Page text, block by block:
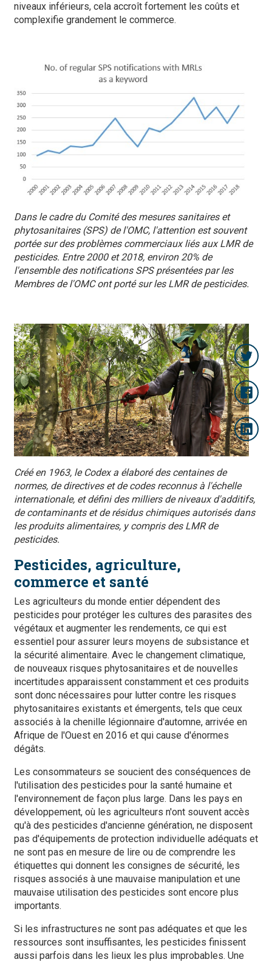
niveaux inférieurs, cela accroît fortement les coûts et
complexifie grandement le commerce.
Dans le cadre du Comité des mesures sanitaires et
phytosanitaires (SPS) de l'OMC, l'attention est souvent
portée sur des problèmes commerciaux liés aux LMR de
pesticides. Entre 2000 et 2018, environ 20% de
l'ensemble des notifications SPS présentées par les
Membres de l'OMC ont porté sur les LMR de pesticides.
Créé en 1963, le Codex a élaboré des centaines de
normes, de directives et de codes reconnus à l'échelle
internationale, et défini des milliers de niveaux d'additifs,
de contaminants et de résidus chimiques autorisés dans
les produits alimentaires, y compris des LMR de
pesticides.
Pesticides, agriculture,
commerce et santé
Les agriculteurs du monde entier dépendent des
pesticides pour protéger les cultures des parasites des
végétaux et augmenter les rendements, ce qui est
essentiel pour assurer leurs moyens de subsistance et
la sécurité alimentaire. Avec le changement climatique,
de nouveaux risques phytosanitaires et de nouvelles
incertitudes apparaissent constamment et ces produits
sont donc nécessaires pour lutter contre les risques
phytosanitaires existants et émergents, tels que ceux
associés à la chenille légionnaire d'automne, arrivée en
Afrique de l'Ouest en 2016 et qui cause d'énormes
dégâts.
Les consommateurs se soucient des conséquences de
l'utilisation des pesticides pour la santé humaine et
l'environnement de façon plus large. Dans les pays en
développement, où les agriculteurs n'ont souvent accès
qu'à des pesticides d'ancienne génération, ne disposent
pas d'équipements de protection individuelle adéquats et
ne sont pas en mesure de lire ou de comprendre les
étiquettes qui donnent les consignes de sécurité, les
risques associés à une mauvaise manipulation et une
mauvaise utilisation des pesticides sont encore plus
importants.
Si les infrastructures ne sont pas adéquates et que les
ressources sont insuffisantes, les pesticides finissent
aussi parfois dans les lieux les plus improbables. Une